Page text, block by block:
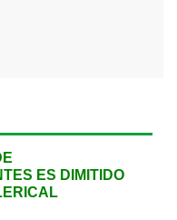
ES DIMITIDO